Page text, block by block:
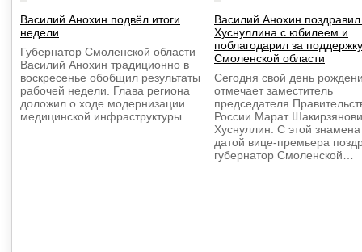
Василий Анохин подвёл итоги
недели
Губернатор Смоленской области
Василий Анохин традиционно в
воскресенье обобщил результаты
рабочей недели. Глава региона
доложил о ходе модернизации
медицинской инфраструктуры….
Василий Анохин
Хуснуллина с юбилеем и
поблагодарил за поддержку
Смоленской области
Сегодня свой день
отмечает заместитель
председателя
России Марат
Хуснуллин. С этой
датой вице-премьера
губернатор Смоленской…